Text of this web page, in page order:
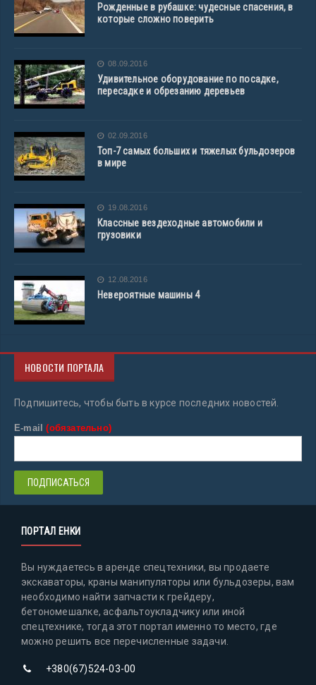
Рожденные в рубашке: чудесные спасения, в
которые сложно поверить
08.09.2016
Удивительное оборудование по посадке,
пересадке и обрезанию деревьев
02.09.2016
Топ-7 самых больших и тяжелых бульдозеров
в мире
19.08.2016
Классные вездеходные автомобили и
грузовики
12.08.2016
Невероятные машины 4
НОВОСТИ ПОРТАЛА
Подпишитесь, чтобы быть в курсе последних новостей.
E-mail(обязательно)
ПОРТАЛ ЕНКИ
Вы нуждаетесь в аренде спецтехники, вы продаете
экскаваторы, краны манипуляторы или бульдозеры, вам
необходимо найти запчасти к грейдеру,
бетономешалке, асфальтоукладчику или иной
спецтехнике, тогда этот портал именно то место, где
можно решить все перечисленные задачи.
+380(67)524-03-00